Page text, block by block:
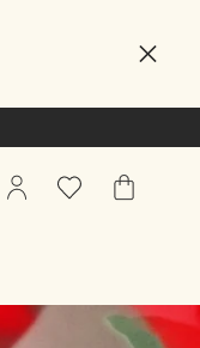
My
FavoritosMeu